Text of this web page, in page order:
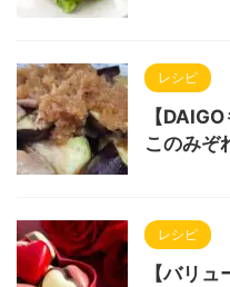
レシピ
【
このみぞ
レシピ
【バリ